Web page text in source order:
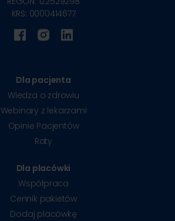
KRS: 0000414677
Dla pacjenta
Wiedza o zdrowiu
Webinary z lekarzami
Opinie Pacjentów
Raty
Dla placówki
Współpraca
Cennik pakietów
Dodaj placówkę